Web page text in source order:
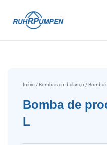
para
Início /Bombas em balanço / Bomba
Bomba de
L